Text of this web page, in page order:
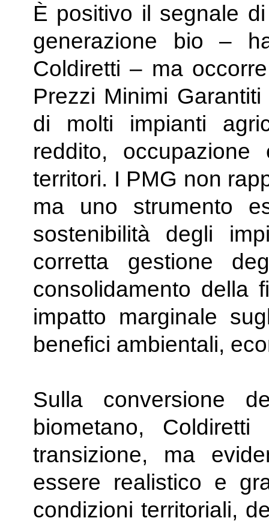
È positivo il segnale
generazione bio –
Coldiretti – ma
Prezzi Minimi
di molti impianti
reddito,
territori. I PMG non
ma uno strumento
sostenibilità degli
corretta gestione
consolidamento della
impatto marginale
benefici ambientali,
Sulla conversione
biometano,
transizione, ma
essere realistico e
condizioni territoriali,